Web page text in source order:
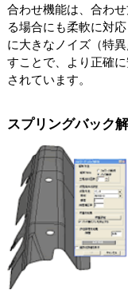
合わせ機能は、合わ
る場合にも柔軟に対
に大きなノイズ（特
すことで、より正確
されています。
スプリングバック